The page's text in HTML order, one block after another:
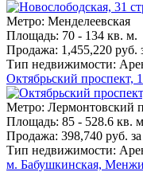
Метро: Менделеевская
Площадь: 70 - 134 кв. м.
Продажа: 1,455,220 руб.
Тип недвижимости:
Октябрьский проспект, 1
Метро: Лермонтовский
Площадь: 85 - 528.6 кв.
Продажа: 398,740 руб.
Тип недвижимости:
м. Бабушкинская,